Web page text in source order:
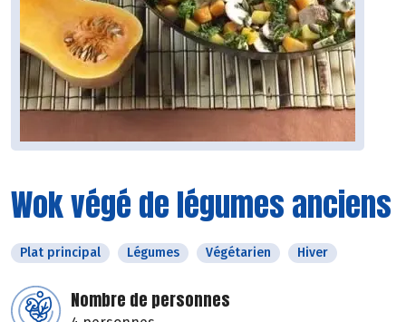
Wok végé de légumes anciens
Plat principal Légumes Végétarien Hiver
Nombre de personnes